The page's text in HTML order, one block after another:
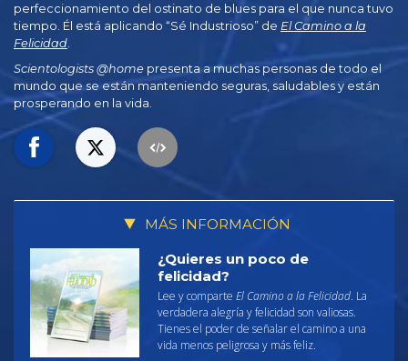
perfeccionamiento del ostinato de blues para el que nunca tuvo
tiempo. Él está aplicando “Sé Industrioso” de El Camino a la
Felicidad
Scientologists @home presenta a muchas personas de todo el
mundo que se están manteniendo seguras, saludables y están
prosperando en la vida.
MÁS INFORMACIÓN
¿Quieres un poco de
felicidad?
Lee y comparte El Camino a la Felicidad. La
verdadera alegría y felicidad son valiosas.
Tienes el poder de señalar el camino a una
vida menos peligrosa y más feliz.